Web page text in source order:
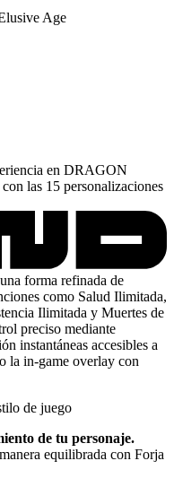
Age
en DRAGON
las 15 personalizaciones
forma refinada de
como Salud Ilimitada,
Ilimitada y Muertes de
preciso mediante
instantáneas accesibles a
la in-game overlay con
de juego
de tu personaje.
equilibrada con Forja